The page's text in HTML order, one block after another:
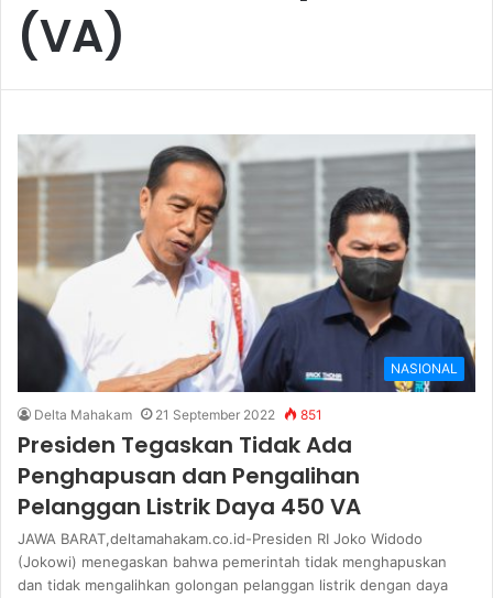
(VA)
NASIONAL
Delta Mahakam 21 September 2022 851
Presiden Tegaskan Tidak Ada
Penghapusan dan Pengalihan
Pelanggan Listrik Daya 450 VA
JAWA BARAT,deltamahakam.co.id-Presiden RI Joko Widodo
(Jokowi) menegaskan bahwa pemerintah tidak menghapuskan
dan tidak mengalihkan golongan pelanggan listrik dengan daya